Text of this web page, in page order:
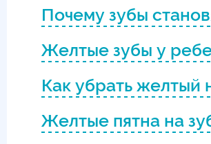
Почему зубы
Желтые зубы у
Как убрать желтый
Желтые пятна на